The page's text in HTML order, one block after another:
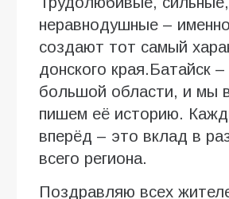
неравнодушные –
создают тот самый
донского края.Батайск –
большой области, и мы
пишем её историю.
вперёд – это вклад в
всего региона.
Поздравляю всех